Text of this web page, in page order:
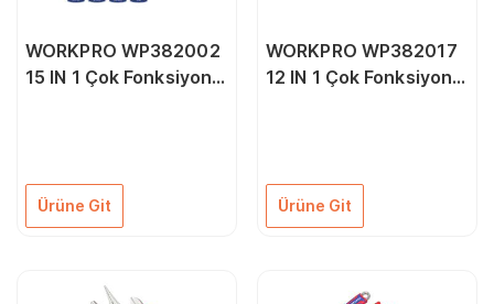
WORKPRO WP382002
15 IN 1 Çok Fonksiyonlu
Ürüne Git
WORKPRO WP382017
12 IN 1 Çok Fonksiyonlu
Ürüne Git